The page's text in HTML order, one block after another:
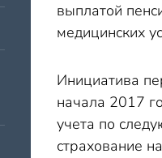
выплатой
медицинских
Инициатива
начала 2017
учета по
страхование